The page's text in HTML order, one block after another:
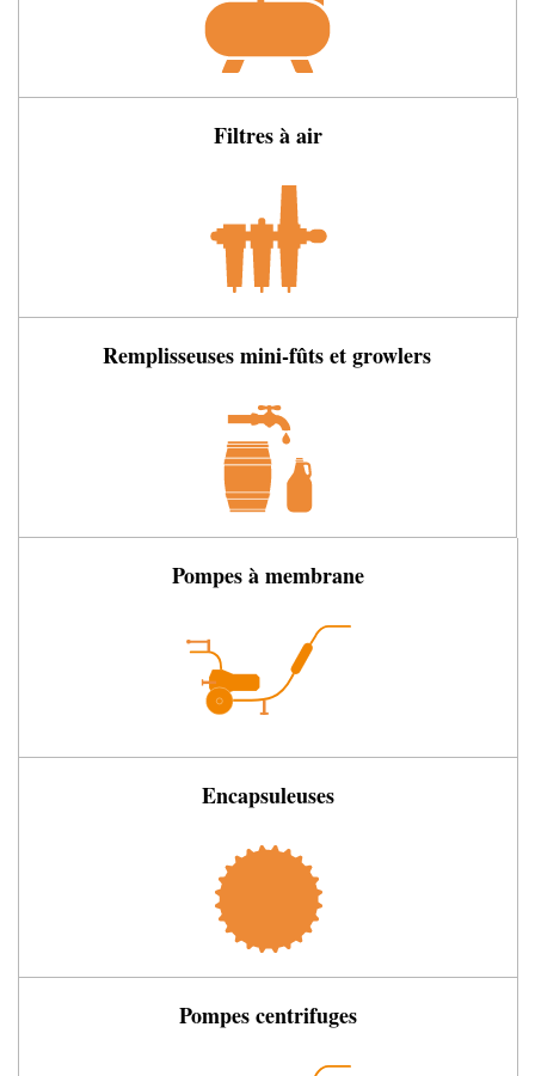
Filtres à air
Remplisseuses mini-fûts et growlers
Pompes à membrane
Encapsuleuses
Pompes centrifuges